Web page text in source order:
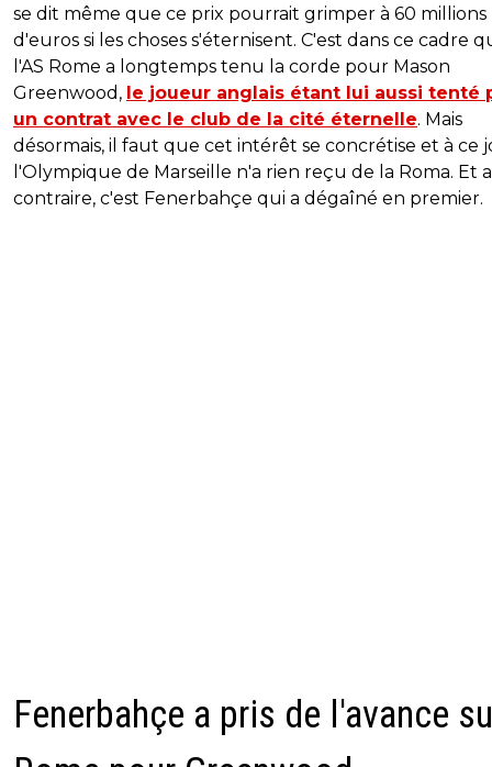
se dit même que ce prix pourrait grimper à 60 millions
d'euros si les choses s'éternisent. C'est dans ce cadre
l'AS Rome a longtemps tenu la corde pour Mason
Greenwood, le joueur anglais étant lui aussi tenté
un contrat avec le club de la cité éternelle. Mais
désormais, il faut que cet intérêt se concrétise et à ce
l'Olympique de Marseille n'a rien reçu de la Roma. Et
contraire, c'est Fenerbahçe qui a dégaîné en premier.
Fenerbahçe a pris de l'avance